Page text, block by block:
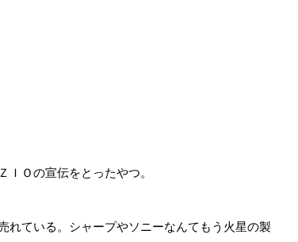
ＩＯの宣伝をとったやつ。
れている。シャープやソニーなんてもう火星の製